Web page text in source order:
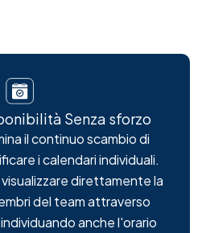
Senza sforzo
il continuo scambio di
i calendari individuali.
direttamente la
del team attraverso
anche l'orario